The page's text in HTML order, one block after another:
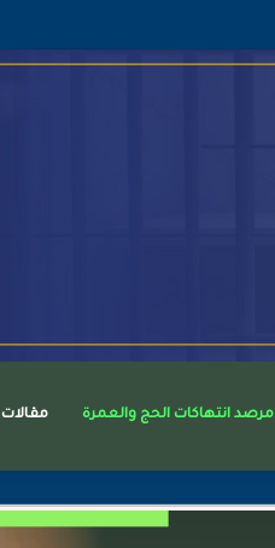
مرصد انتهاكات الحج والعمرة مقالات